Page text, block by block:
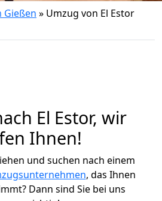
» Umzug von El Estor
El Estor, wir
Ihnen!
und suchen nach einem
, das Ihnen
Dann sind Sie bei uns